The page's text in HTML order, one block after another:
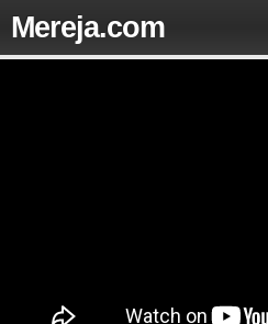
Mereja.com